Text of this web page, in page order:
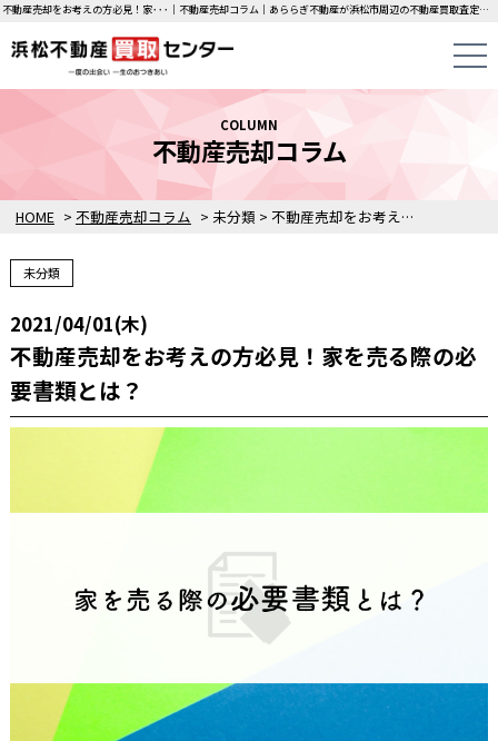
不動産売却をお考えの方必見！家･･･｜不動産売却コラム｜あららぎ不動産が浜松市周辺の不動産買取査定価格をご案内します。
HOME > 不動産売却コラム > 未分類 > 不動産売却をお考えの方必見！家を売る際の必要書類とは？
COLUMN
不動産売却コラム
未分類
2021/04/01(木)
不動産売却をお考えの方必見！家を売る際の必
要書類とは？